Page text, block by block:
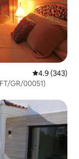
4.9 out of 5
4.9 (343)
GR/00051)